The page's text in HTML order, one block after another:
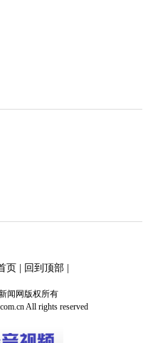
页| 回到顶部|
闻网版权所有
All rights reserved